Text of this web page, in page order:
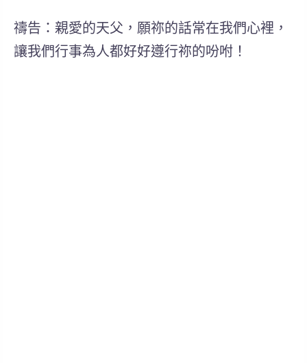
禱告：親愛的天父，願祢的話常在我們心裡，
讓我們行事為人都好好遵行祢的吩咐！